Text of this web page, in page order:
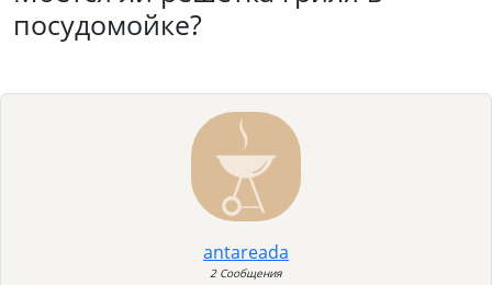
посудомойке?
antareada
2 Сообщения